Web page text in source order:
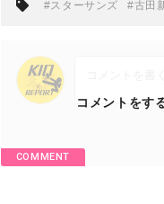
#スターサンズ #古田
COMMENT
コメントをす